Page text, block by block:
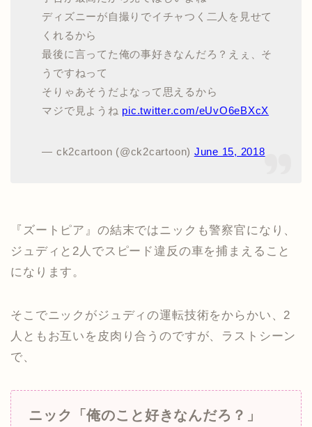
ディズニーが自撮りでイチャつく二人を見せて
くれるから
最後に言ってた俺の事好きなんだろ？えぇ、そ
うですねって
そりゃあそうだよなって思えるから
マジで見ようね pic.twitter.com/eUvO6eBXcX
— ck2cartoon (@ck2cartoon) June 15, 2018
『ズートピア』の結末ではニックも警察官になり、
ジュディと2人でスピード違反の車を捕まえること
になります。
そこでニックがジュディの運転技術をからかい、2
人ともお互いを皮肉り合うのですが、ラストシーン
で、
ニック「俺のこと好きなんだろ？」